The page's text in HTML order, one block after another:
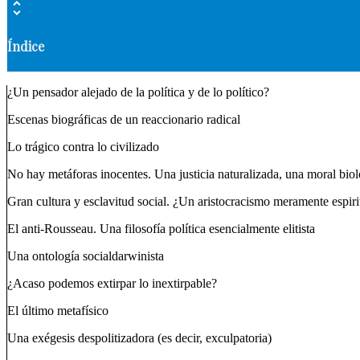
Índice
¿Un pensador alejado de la política y de lo político?
Escenas biográficas de un reaccionario radical
Lo trágico contra lo civilizado
No hay metáforas inocentes. Una justicia naturalizada, una moral
Gran cultura y esclavitud social. ¿Un aristocracismo meramente
El anti-Rousseau. Una filosofía política esencialmente elitista
Una ontología socialdarwinista
¿Acaso podemos extirpar lo inextirpable?
El último metafísico
Una exégesis despolitizadora (es decir, exculpatoria)